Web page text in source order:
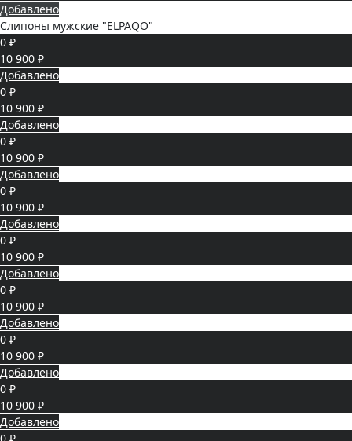
Добавлено
Слипоны мужские "ELPAQO"
0 ₽
10 900 ₽
Добавлено
0 ₽
10 900 ₽
Добавлено
0 ₽
10 900 ₽
Добавлено
0 ₽
10 900 ₽
Добавлено
0 ₽
10 900 ₽
Добавлено
0 ₽
10 900 ₽
Добавлено
0 ₽
10 900 ₽
Добавлено
0 ₽
10 900 ₽
Добавлено
0 ₽